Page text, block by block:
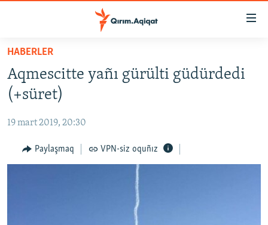
Esas
qaytmaq
Baş
qaytmaq
qaytmaq
SİYASET
İQTİSADİYAT
CEMİYET
MEDENİYET
HABERLER
Aqmescitte yañı gürülti güdürdedi
(+süret)
19 mart 2019, 20:30
Paylaşmaq VPN-siz oquñız